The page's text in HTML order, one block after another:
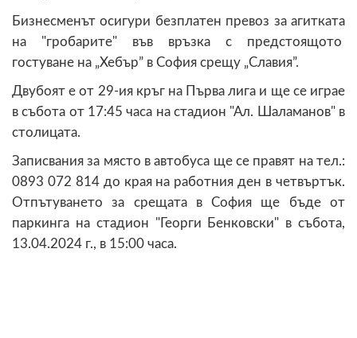
Бизнесменът осигури безплатен превоз за агитката
на "гробарите" във връзка с предстоящото
гостуване на „Хебър” в София срещу „Славия”.
Двубоят е от 29-ия кръг на Първа лига и ще се играе
в събота от 17:45 часа на стадион "Ал. Шаламанов" в
столицата.
Записвания за място в автобуса ще се правят на тел.:
0893 072 814 до края на работния ден в четвъртък.
Отпътуването за срещата в София ще бъде от
паркинга на стадион "Георги Бенковски" в събота,
13.04.2024 г., в 15:00 часа.